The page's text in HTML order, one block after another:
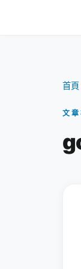
首頁
文